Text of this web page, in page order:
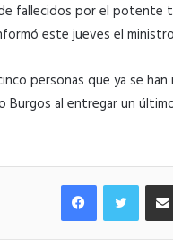
fallecidos por el potente
este jueves el
personas que ya se
al entregar un
FacebookTwitter